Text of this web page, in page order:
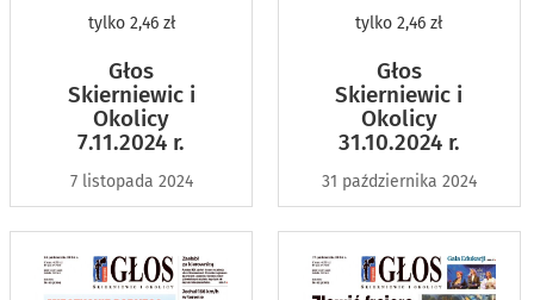
tylko2,46 zł
Głos
Skierniewic i
Okolicy
7.11.2024 r.
7 listopada 2024
tylko 2,46 zł
Głos
Skierniewic i
Okolicy
31.10.2024 r.
31 października 2024